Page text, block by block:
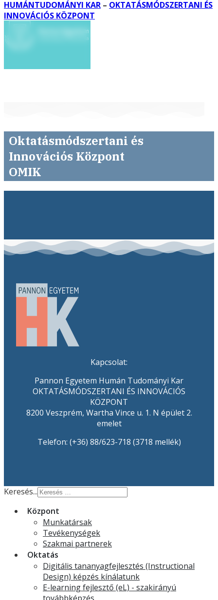
HUMÁNTUDOMÁNYI KAR – OKTATÁSMÓDSZERTANI ÉS
INNOVÁCIÓS KÖZPONT
Oktatásmódszertani és
Innovációs Központ
OMIK
Kapcsolat:
Pannon Egyetem Humán Tudományi Kar
OKTATÁSMÓDSZERTANI ÉS INNOVÁCIÓS
KÖZPONT
8200 Veszprém, Wartha Vince u. 1. N épület 2.
emelet
Telefon: (+36) 88/623-718 (3718 mellék)
Keresés...
Központ
Munkatársak
Tevékenységek
Szakmai partnerek
Oktatás
Digitális tananyagfejlesztés (Instructional
Design) képzés kínálatunk
E-learning fejlesztő (eL) - szakirányú